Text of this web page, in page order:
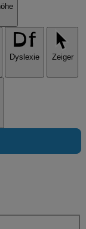
Dyslexie Zeiger